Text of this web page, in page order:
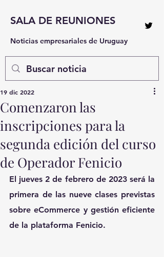
SALA DE REUNIONES
Noticias empresariales de Uruguay
Comenzaron las
inscripciones para la
segunda edición del curso
de Operador Fenicio
19 dic 2022
El jueves 2 de febrero de 2023 será la
primera de las nueve clases previstas
sobre eCommerce y gestión eficiente
de la plataforma Fenicio.